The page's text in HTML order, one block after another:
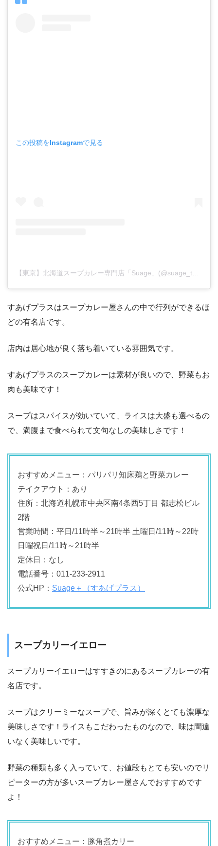
この投稿をInstagramで見る
【東京】北海道スープカレー専門店「Suage」(@suage_tokyo)がシェアした投稿
すあげプラスはスープカレー屋さんの中で行列ができるほ
どの有名店です。
店内は居心地が良く落ち着いている雰囲気です。
すあげプラスのスープカレーは素材が良いので、野菜もお
肉も美味です！
スープはスパイスが効いていて、ライスは大盛も選べるの
で、満腹まで食べられて文句なしの美味しさです！
おすすめメニュー：パリパリ知床鶏と野菜カレー
テイクアウト：あり
住所：北海道札幌市中央区南4条西5丁目 都志松ビル
2階
営業時間：平日/11時半～21時半 土曜日/11時～22時
日曜祝日/11時～21時半
定休日：なし
電話番号：011-233-2911
公式HP： Suage＋（すあげプラス）
スープカリーイエロー
スープカリーイエローはすすきのにあるスープカレーの有
名店です。
スープはクリーミーなスープで、旨みが深くとても濃厚な
美味しさです！ライスもこだわったものなので、味は間違
いなく美味しいです。
野菜の種類も多く入っていて、お値段もとても安いのでリ
ピーターの方が多いスープカレー屋さんでおすすめです
よ！
おすすめメニュー：豚角煮カリー